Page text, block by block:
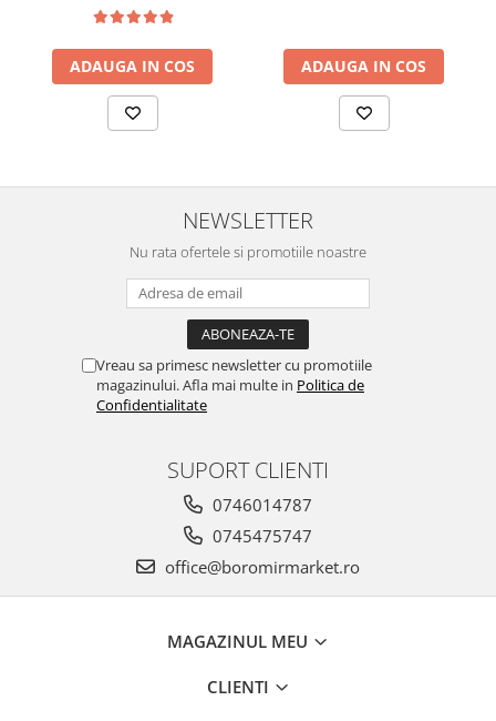
ADAUGA IN COS ADAUGA IN COS
NEWSLETTER
Nu rata ofertele si promotiile noastre
Vreau sa primesc newsletter cu promotiile
magazinului. Afla mai multe in Politica de
Confidentialitate
SUPORT CLIENTI
0746014787
0745475747
office@boromirmarket.ro
MAGAZINUL MEU
CLIENTI